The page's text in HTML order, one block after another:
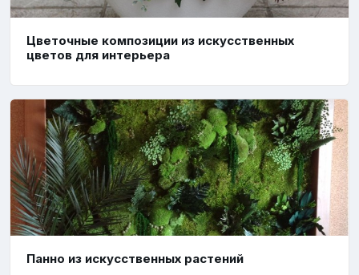
Цветочные композиции из искусственных
цветов для интерьера
Панно из искусственных растений